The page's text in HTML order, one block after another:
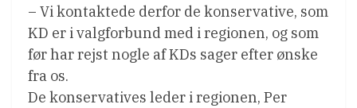
– Vi kontaktede derfor de konservative, som
KD er i valgforbund med i regionen, og som
før har rejst nogle af KDs sager efter ønske
fra os.
De konservatives leder i regionen, Per